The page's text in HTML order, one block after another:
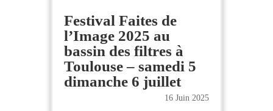
Festival Faites de
l’Image 2025 au
bassin des filtres à
Toulouse – samedi 5
dimanche 6 juillet
16 Juin 2025